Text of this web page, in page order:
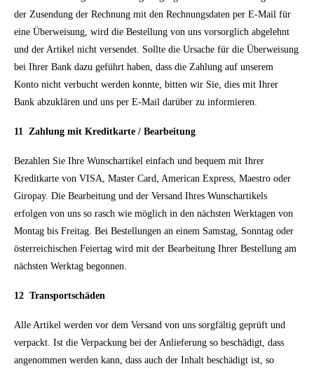
der Zusendung der Rechnung mit den Rechnungsdaten per E-Mail für
eine Überweisung, wird die Bestellung von uns vorsorglich abgelehnt
und der Artikel nicht versendet. Sollte die Ursache für die Überweisung
bei Ihrer Bank dazu geführt haben, dass die Zahlung auf unserem
Konto nicht verbucht werden konnte, bitten wir Sie, dies mit Ihrer
Bank abzuklären und uns per E-Mail darüber zu informieren.
11 Zahlung mit Kreditkarte / Bearbeitung
Bezahlen Sie Ihre Wunschartikel einfach und bequem mit Ihrer
Kreditkarte von VISA, Master Card, American Express, Maestro oder
Giropay. Die Bearbeitung und der Versand Ihres Wunschartikels
erfolgen von uns so rasch wie möglich in den nächsten Werktagen von
Montag bis Freitag. Bei Bestellungen an einem Samstag, Sonntag oder
österreichischen Feiertag wird mit der Bearbeitung Ihrer Bestellung am
nächsten Werktag begonnen.
12 Transportschäden
Alle Artikel werden vor dem Versand von uns sorgfältig geprüft und
verpackt. Ist die Verpackung bei der Anlieferung so beschädigt, dass
angenommen werden kann, dass auch der Inhalt beschädigt ist, so